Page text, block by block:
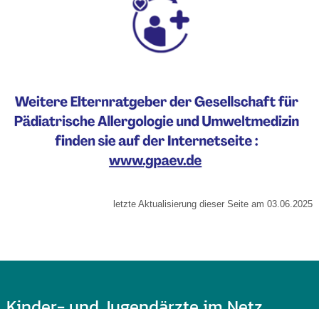
letzte Aktualisierung dieser Seite am 03.06.2025